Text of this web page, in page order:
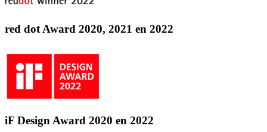
red dot Award 2020, 2021 en 2022
iF Design Award 2020 en 2022